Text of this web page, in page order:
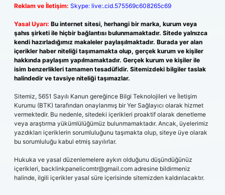
Reklam ve İletişim: Skype: live:.cid.575569c608265c69
Yasal Uyarı: Bu internet sitesi, herhangi bir marka, kurum veya
şahıs şirketi ile hiçbir bağlantısı bulunmamaktadır. Sitede yalnızca
kendi hazırladığımız makaleler paylaşılmaktadır. Burada yer alan
içerikler haber niteliği taşımamakta olup, gerçek kurum ve kişiler
hakkında paylaşım yapılmamaktadır. Gerçek kurum ve kişiler ile
isim benzerlikleri tamamen tesadüfidir. Sitemizdeki bilgiler taslak
halindedir ve tavsiye niteliği taşımazlar.
Sitemiz, 5651 Sayılı Kanun gereğince Bilgi Teknolojileri ve İletişim
Kurumu (BTK) tarafından onaylanmış bir Yer Sağlayıcı olarak hizmet
vermektedir. Bu nedenle, sitedeki içerikleri proaktif olarak denetleme
veya araştırma yükümlülüğümüz bulunmamaktadır. Ancak, üyelerimiz
yazdıkları içeriklerin sorumluluğunu taşımakta olup, siteye üye olarak
bu sorumluluğu kabul etmiş sayılırlar.
Hukuka ve yasal düzenlemelere aykırı olduğunu düşündüğünüz
içerikleri, backlinkpanelicomtr@gmail.com adresine bildirmeniz
halinde, ilgili içerikler yasal süre içerisinde sitemizden kaldırılacaktır.